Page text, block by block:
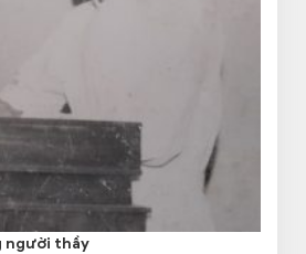
người thầy